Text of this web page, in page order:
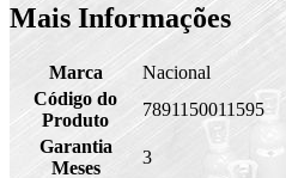
Mais Informações
Marca
Nacional
Código do
Produto
7891150011595
Garantia
Meses
3